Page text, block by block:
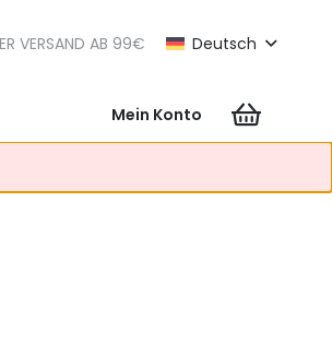
VERSAND AB 99€ Deutsch
Mein Konto